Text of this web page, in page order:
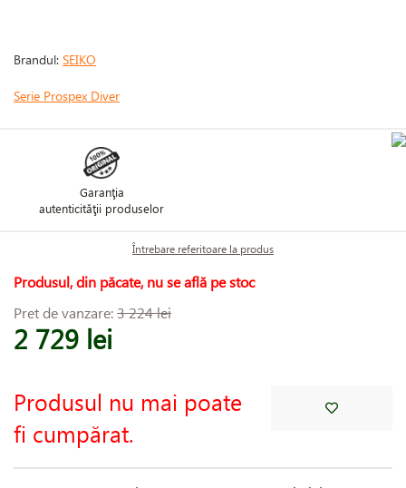
Brandul: SEIKO
Serie Prospex Diver
Garanţia
autenticităţii produselor
Întrebare referitoare la produs
Produsul, din păcate, nu se află pe stoc
Pret de vanzare:3 224 lei
2 729 lei
Produsul nu mai poate
fi cumpărat.